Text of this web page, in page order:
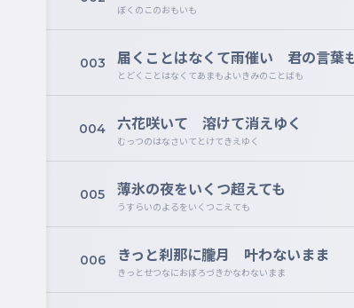
ぼくのこのおもいも
003 届くことはなくて雨催い 君の言葉
とどくことはなくてあまもよいきみのことばも
004 六花咲いて 溶けて消えゆく
むっつのはなさいてとけてきえゆく
005 薄氷の夜をいくつ超えても
うすらいのよるをいくつこえても
006 きっと刹那に朧月 叶わないまま
きっとせつなにおぼろづきかなわないまま